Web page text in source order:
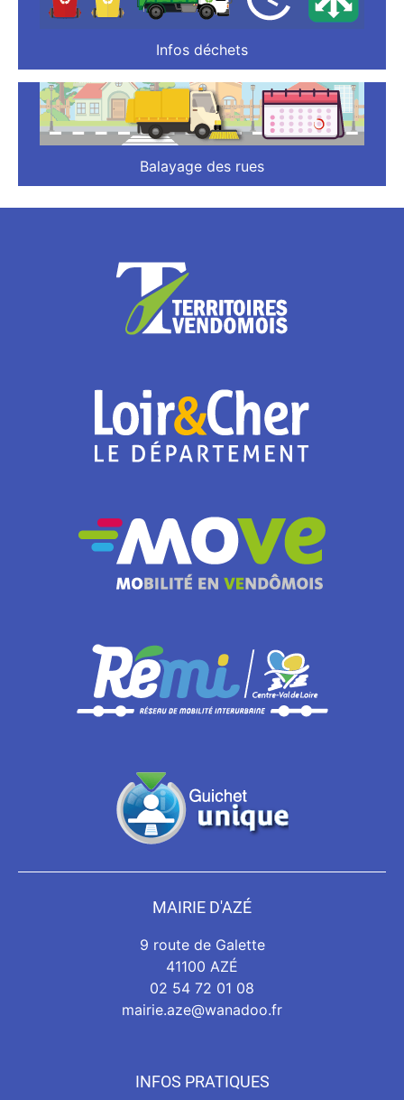
Infos déchets
Balayage des rues
MAIRIE D'AZÉ
9 route de Galette
41100 AZÉ
02 54 72 01 08
mairie.aze@wanadoo.fr
INFOS PRATIQUES